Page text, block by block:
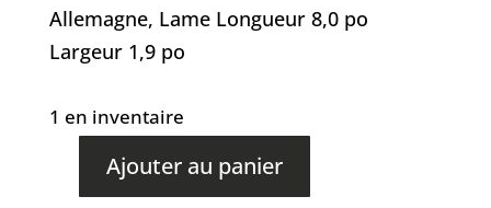
Allemagne, Lame Longueur 8,0 po
Largeur 1,9 po
1 en inventaire
quantité
Ajouter au panier